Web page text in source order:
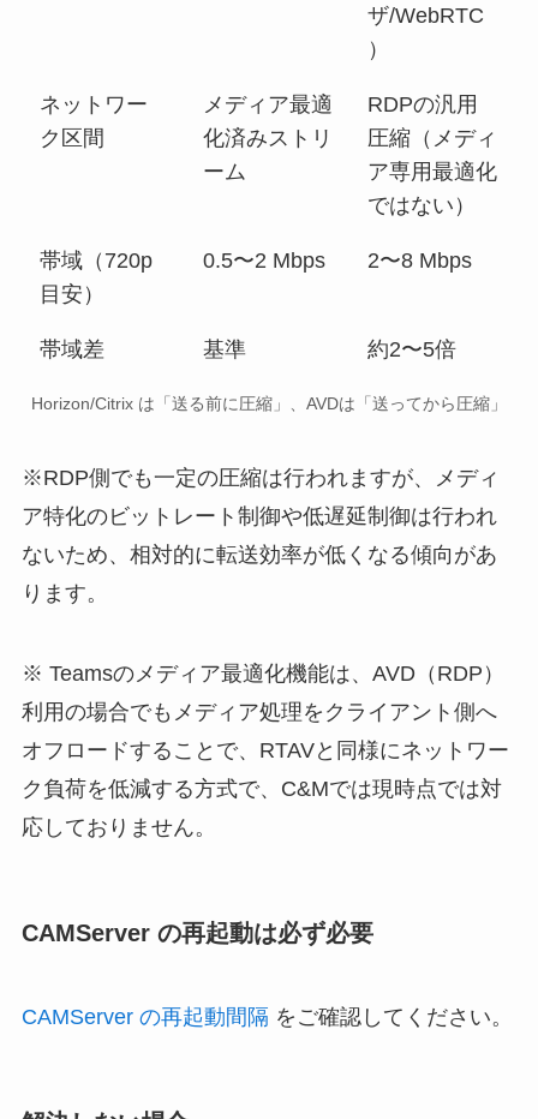
ザ/WebRTC
）
ネットワー
ク区間
メディア最適
化済みストリ
ーム
RDPの汎用
圧縮（メディ
ア専用最適化
ではない）
帯域（720p
目安）
0.5〜2 Mbps 2〜8 Mbps
帯域差 基準 約2〜5倍
Horizon/Citrix は「送る前に圧縮」、AVDは「送ってから圧縮」
※RDP側でも一定の圧縮は行われますが、メディ
ア特化のビットレート制御や低遅延制御は行われ
ないため、相対的に転送効率が低くなる傾向があ
ります。
※ Teamsのメディア最適化機能は、AVD（RDP）
利用の場合でもメディア処理をクライアント側へ
オフロードすることで、RTAVと同様にネットワー
ク負荷を低減する方式で、C&Mでは現時点では対
応しておりません。
CAMServer の再起動は必ず必要
CAMServer の再起動間隔 をご確認してください。